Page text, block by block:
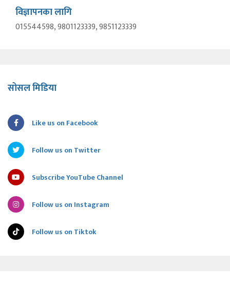
विज्ञापनका लागि
015544598, 9801123339, 9851123339
सोसल मिडिया
Like us on Facebook
Follow us on Twitter
Subscribe YouTube Channel
Follow us on Instagram
Follow us on Tiktok